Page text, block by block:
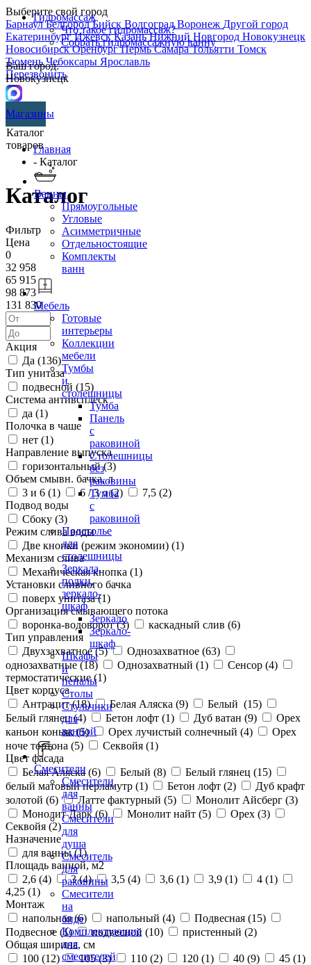
Выберите свой город
БарнаулБелгородБийск ВолгоградВоронеж Другой город
ЕкатеринбургИжевскКазаньНижний Новгород Новокузнецк
НовосибирскОренбургПермьСамараТольятти Томск
ТюменьЧебоксары Ярославль
Перезвонить
Гидромассаж
Что такое гидромассаж?
Собрать гидромассажную ванну
Ваш город:
Новокузнецк
Магазины
Каталог
товаров
Ванны
Прямоугольные
Угловые
Асимметричные
Отдельностоящие
Комплекты
ванн
Мебель
Готовые
интерьеры
Коллекции
мебели
Тумбы
и
столешницы
Тумба
Панель
с
раковиной
Столешницы
без
раковины
Тумба
с
раковиной
Подстолье
для
столешницы
Зеркала,
полки,
зеркало-
шкаф
Зеркало
Зеркало-
шкаф
Шкафы
и
пеналы
Столы
Стульчики
для
ванной
Смесители
Смесители
для
ванны
Смесители
для
душа
Смеситель
для
раковины
Смесители
на
биде
Комплектующие
для
смесителей
Главная
- Каталог
Каталог
Фильтр
Цена
0
32 958
65 915
98 873
131 830
Акция
Да (136)
Тип унитаза
подвесной (15)
Система антивсплеск
да (1)
Полочка в чаше
нет (1)
Направление выпуска
горизонтальный (3)
Объем смывн. бачка, л
3 и 6 (1) 6 / 3 л (2) 7,5 (2)
Подвод воды
Сбоку (3)
Режим слива воды
Две кнопки (режим экономии) (1)
Механизм слива
Механическая кнопка (1)
Установки сливного бачка
поверх унитаза (1)
Организация смывающего потока
воронка-водоворот (3) каскадный слив (6)
Тип управления
Двухзахватное (5) Однозахватное (63)
однозахватные (18) Однозахватный (1) Сенсор (4)
термостатические (1)
Цвет корпуса
Антрацит (18) Белая Аляска (9) Белый (15)
Белый глянец (4) Бетон лофт (1) Дуб ватан (9)
Орех
каньон коньяк (5) Орех лучистый солнечный (4)
Орех
ноче тортона (5) Секвойя (1)
Цвет фасада
Белая Аляска (6) Белый (8) Белый глянец (15)
белый матовый перламутр (1) Бетон лофт (2)
Дуб крафт
золотой (6) Латте фактурный (5) Монолит Айсберг (3)
Монолит Дарк (6) Монолит найт (5) Орех (3)
Секвойя (2)
Назначение
для ванны (1)
Площадь ванной, м2
2,6 (4) 3 (4) 3,5 (4) 3,6 (1) 3,9 (1) 4 (1)
4,25 (1)
Монтаж
напольная (6) напольный (4) Подвесная (15)
Подвесное (1) подвесной (10) пристенный (2)
Общая ширина, см
100 (12) 105 (3) 110 (2) 120 (1) 40 (9) 45 (1)